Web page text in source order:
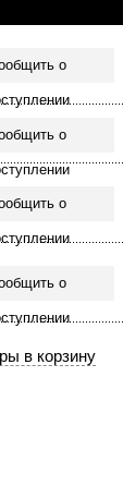
о
о
о
о